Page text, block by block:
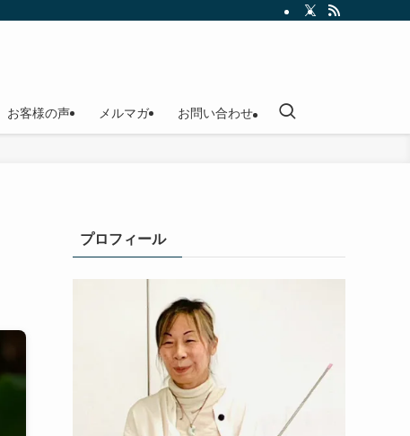
お客様の声 メルマガ お問い合わせ
プロフィール